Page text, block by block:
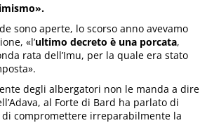
sono aperte, lo scorso anno avevamo
«l’ultimo decreto è una porcata,
rata dell’Imu, per la quale era stato
degli albergatori non le manda a dire
al Forte di Bard ha parlato di
compromettere irreparabilmente la